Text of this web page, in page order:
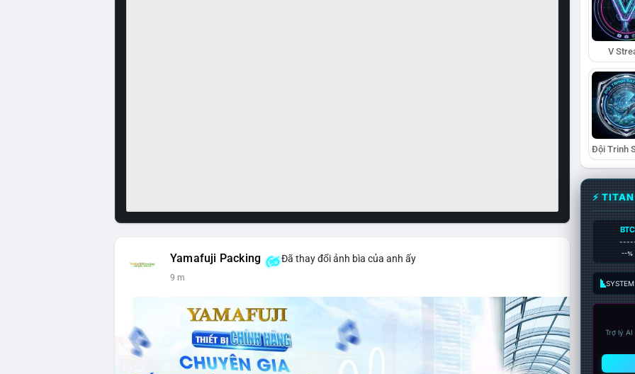
Yamafuji Packing Đã thay đổi ảnh bìa của anh ấy
9 m
V
⚡
BTC
--%
Trợ lý